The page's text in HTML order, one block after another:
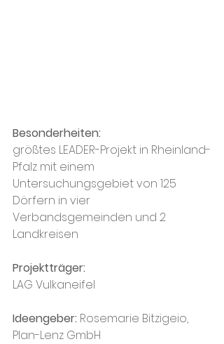
Besonderheiten:
größtes LEADER-Projekt in Rheinland-
Pfalz mit einem
Untersuchungsgebiet von 125
Dörfern in vier
Verbandsgemeinden und 2
Landkreisen
Projektträger:
LAG Vulkaneifel
Ideengeber: Rosemarie Bitzigeio,
Plan-Lenz GmbH